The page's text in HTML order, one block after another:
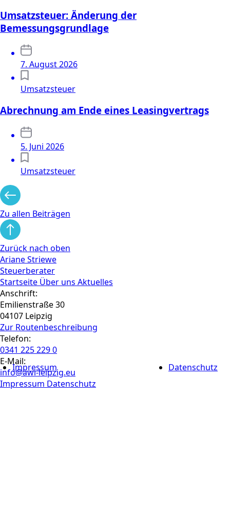
Impressum Datenschutz
Umsatzsteuer: Änderung der
Bemessungsgrundlage
7. August 2026
Umsatzsteuer
Abrechnung am Ende eines Leasingvertrags
5. Juni 2026
Umsatzsteuer
Zu allen Beiträgen
Zurück nach oben
Ariane Striewe
Steuerberater
Startseite Über uns Aktuelles
Anschrift:
Emilienstraße 30
04107 Leipzig
Zur Routen­beschreibung
Telefon:
0341 225 229 0
E-Mail:
info@awi-leipzig.eu
Impressum Datenschutz